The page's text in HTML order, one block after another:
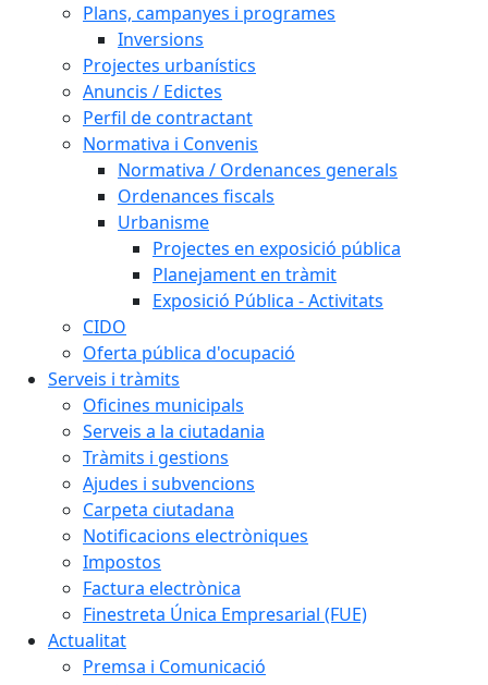
Plans, campanyes i programes
Inversions
Projectes urbanístics
Anuncis / Edictes
Perfil de contractant
Normativa i Convenis
Normativa / Ordenances generals
Ordenances fiscals
Urbanisme
Projectes en exposició pública
Planejament en tràmit
Exposició Pública - Activitats
CIDO
Oferta pública d'ocupació
Serveis i tràmits
Oficines municipals
Serveis a la ciutadania
Tràmits i gestions
Ajudes i subvencions
Carpeta ciutadana
Notificacions electròniques
Impostos
Factura electrònica
Finestreta Única Empresarial (FUE)
Actualitat
Premsa i Comunicació